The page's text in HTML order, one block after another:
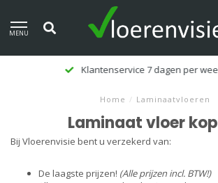
MENU
Klanten beoordelen ons met
Home / Laminaatvloeren
Laminaat vloer
Bij Vloerenvisie bent u verzekerd van:
De laagste prijzen! (Alle prijzen incl. BTW!)